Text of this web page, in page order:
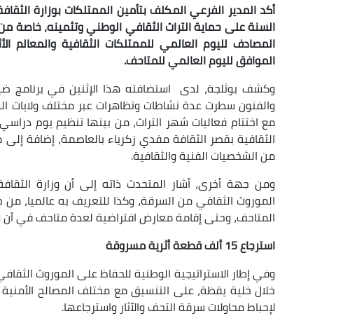
أكد المدير الفرعي المكلف بتأمين الممتلكات بوزارة
الموافق لليوم العالمي للمتاحف.
وكشف بوثلجة، لدى استضافته هذا الإثنين في برنامج ضيف
والفنون سطرت عدة نشاطات وتظاهرات عبر مختلف ولايات
مع اختتام فعاليات شهر التراث، من بينها تنظيم يوم
الثقافية بقصر الثقافة مفدي زكرياء بالعاصمة، إضافة
من الشخصيات الفنية والثقافية.
ومن جهة أخرى، أشار المتحدث ذاته إلى أن وزارة
الموروث الثقافي من السرقة، وكذا للتعريف به عالميا، من
المتاحف، وحتى إقامة معارض افتراضية لعدة متاحف في آن
استرجاع 15 ألف قطعة أثرية مسروقة
وفي إطار الاستراتيجية الوطنية للحفاظ على الموروث
خلال خلية يقظة، على التنسيق مع مختلف المصالح الأمنية
لإحباط محاولات سرقة التحف والآثار واسترجاعها.